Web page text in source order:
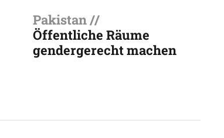
Pakistan //
Öffentliche Räume
gendergerecht machen